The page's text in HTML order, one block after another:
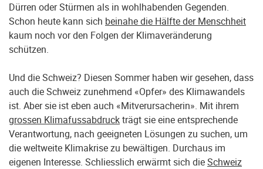
Dürren oder Stürmen als in wohlhabenden Gegenden.
Schon heute kann sich beinahe die Hälfte der Menschheit
kaum noch vor den Folgen der Klimaveränderung
schützen.
Und die Schweiz? Diesen Sommer haben wir gesehen, dass
auch die Schweiz zunehmend «Opfer» des Klimawandels
ist. Aber sie ist eben auch «Mitverursacherin». Mit ihrem
grossen Klimafussabdruckträgt sie eine entsprechende
Verantwortung, nach geeigneten Lösungen zu suchen, um
die weltweite Klimakrise zu bewältigen. Durchaus im
eigenen Interesse. Schliesslich erwärmt sich dieSchweiz